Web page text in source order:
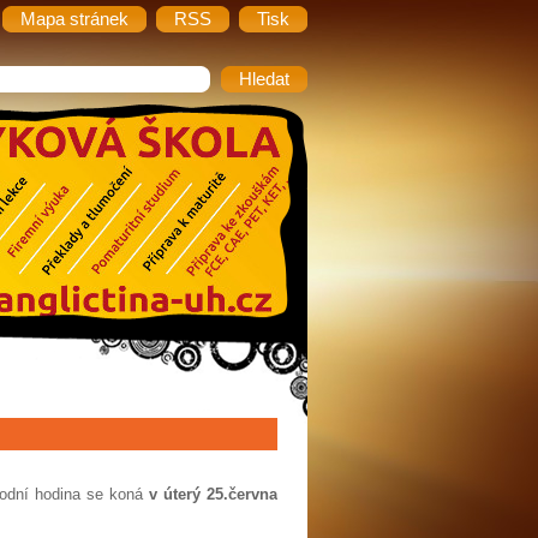
Mapa stránek RSS Tisk
hodina se konáv úterý 25.června